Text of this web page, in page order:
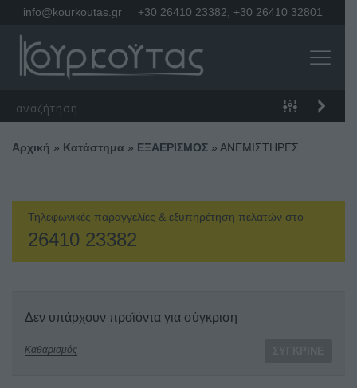
info@kourkoutas.gr +30 26410 23382 +30 26410 32801
Αρχική » Κατάστημα » ΕΞΑΕΡΙΣΜΟΣ » ΑΝΕΜΙΣΤΗΡΕΣ
Τηλεφωνικές παραγγελίες & εξυπηρέτηση πελατών στο
26410 23382
Δεν υπάρχουν προϊόντα για σύγκριση
Καθαρισμός